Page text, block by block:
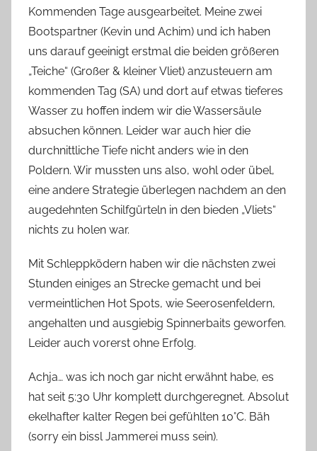
Kommenden Tage ausgearbeitet. Meine zwei
Bootspartner (Kevin und Achim) und ich haben
uns darauf geeinigt erstmal die beiden größeren
„Teiche“ (Großer & kleiner Vliet) anzusteuern am
kommenden Tag (SA) und dort auf etwas tieferes
Wasser zu hoffen indem wir die Wassersäule
absuchen können. Leider war auch hier die
durchnittliche Tiefe nicht anders wie in den
Poldern. Wir mussten uns also, wohl oder übel,
eine andere Strategie überlegen nachdem an den
augedehnten Schilfgürteln in den bieden „Vliets“
nichts zu holen war.
Mit Schleppködern haben wir die nächsten zwei
Stunden einiges an Strecke gemacht und bei
vermeintlichen Hot Spots, wie Seerosenfeldern,
angehalten und ausgiebig Spinnerbaits geworfen.
Leider auch vorerst ohne Erfolg.
Achja… was ich noch gar nicht erwähnt habe, es
hat seit 5:30 Uhr komplett durchgeregnet. Absolut
ekelhafter kalter Regen bei gefühlten 10°C. Bäh
(sorry ein bissl Jammerei muss sein).